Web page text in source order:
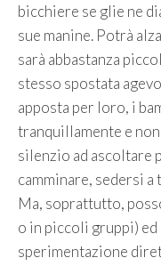
bicchiere se glie ne
sue manine. Potrà
sarà abbastanza
stesso spostata
apposta per loro, i
tranquillamente e
silenzio ad ascoltare
camminare, sedersi
Ma, soprattutto,
o in piccoli gruppi)
sperimentazione